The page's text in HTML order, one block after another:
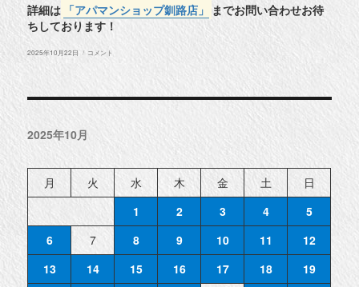
詳細は 「アパマンショップ釧路店」
までお問い合わせお待
ちしております！
投
2025年10月22日
◆
物
件
紹
に
コメント
2025年10月
月 火 水 木 金 土
日
1
2 3 4
5
6
7 8 9 10 11
12
13
14 15 16 17 18 19